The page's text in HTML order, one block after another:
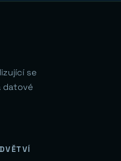
se
datové